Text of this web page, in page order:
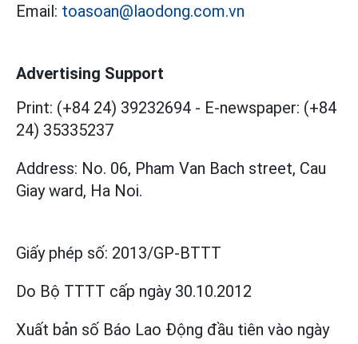
Email: toasoan@laodong.com.vn
Advertising Support
Print: (+84 24) 39232694 - E-newspaper: (+84
24) 35335237
Address: No. 06, Pham Van Bach street, Cau
Giay ward, Ha Noi.
Giấy phép số: 2013/GP-BTTT
Do Bộ TTTT cấp ngày 30.10.2012
Xuất bản số Báo Lao Động đầu tiên vào ngày